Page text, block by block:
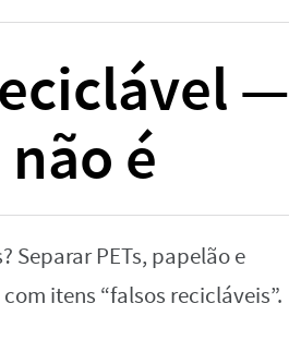
—
é
Separar PETs, papelão e
itens “falsos recicláveis”.